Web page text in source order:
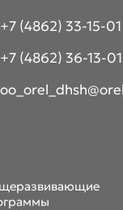
+7 (4862) 33-15-01
+7 (4862) 36-13-01